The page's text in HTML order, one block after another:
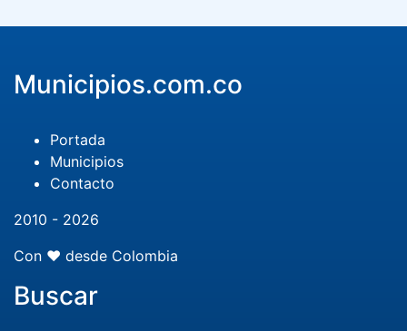
Municipios.com.co
Portada
Municipios
Contacto
2010 - 2026
Con ❤️ desde Colombia
Buscar